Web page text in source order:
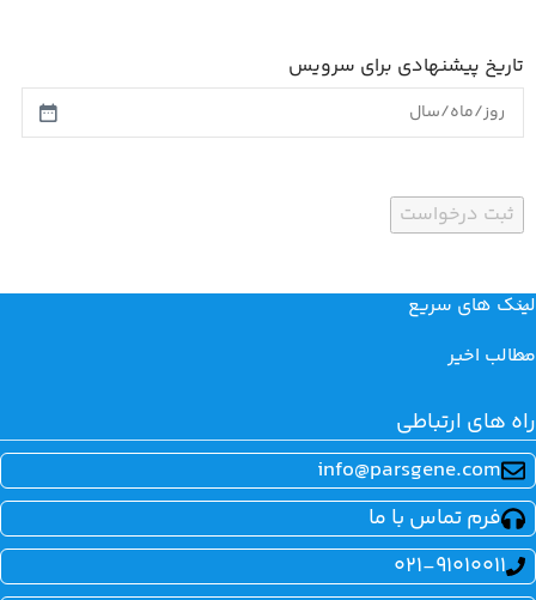
تاریخ پیشنهادی برای سرویس
لینک های سریع
مطالب اخیر
راه های ارتباطی
info@parsgene.com
فرم تماس با ما
021-91010011